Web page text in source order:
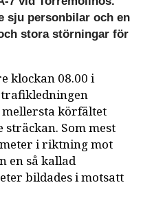
sju personbilar och en
stora störningar för
klockan 08.00 i
mellersta körfältet
sträckan. Som mest
i riktning mot
en så kallad
bildades i motsatt